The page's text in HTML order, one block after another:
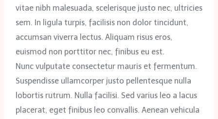
vitae nibh malesuada, scelerisque justo nec, ultricies
sem. In ligula turpis, facilisis non dolor tincidunt,
accumsan viverra lectus. Aliquam risus eros,
euismod non porttitor nec, finibus eu est.
Nunc vulputate consectetur mauris et fermentum.
Suspendisse ullamcorper justo pellentesque nulla
lobortis rutrum. Nulla facilisi. Sed varius leo a lacus
placerat, eget finibus leo convallis. Aenean vehicula